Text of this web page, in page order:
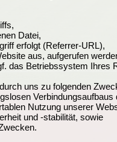
Datei,
erfolgt (Referrer-URL),
aus, aufgerufen
das Betriebssystem
uns zu folgenden
Verbindungsaufbaus
Nutzung unserer
und -stabilität, sowie